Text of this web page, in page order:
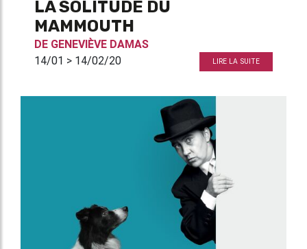
LA SOLITUDE DU
MAMMOUTH
DE GENEVIÈVE DAMAS
14/01 > 14/02/20
LIRE LA SUITE